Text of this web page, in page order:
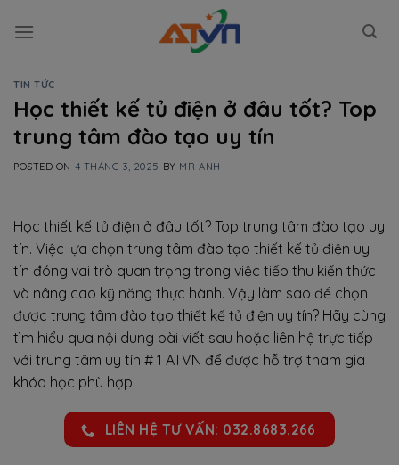
TIN TỨC
Học thiết kế tủ điện ở đâu tốt? Top
trung tâm đào tạo uy tín
POSTED ON 4 THÁNG 3, 2025 BY MR ANH
Học thiết kế tủ điện ở đâu tốt? Top trung tâm đào tạo uy
tín. Việc lựa chọn trung tâm đào tạo thiết kế tủ điện uy
tín đóng vai trò quan trọng trong việc tiếp thu kiến thức
và nâng cao kỹ năng thực hành. Vậy làm sao để chọn
được trung tâm đào tạo thiết kế tủ điện uy tín? Hãy cùng
tìm hiểu qua nội dung bài viết sau hoặc liên hệ trực tiếp
với trung tâm uy tín # 1 ATVN để được hỗ trợ tham gia
khóa học phù hợp.
LIÊN HỆ TƯ VẤN: 032.8683.266